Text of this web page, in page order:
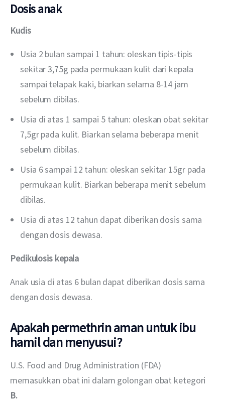
Dosis anak
Kudis
Usia 2 bulan sampai 1 tahun: oleskan tipis-tipis
sekitar 3,75g pada permukaan kulit dari kepala
sampai telapak kaki, biarkan selama 8-14 jam
sebelum dibilas.
Usia di atas 1 sampai 5 tahun: oleskan obat sekitar
7,5gr pada kulit. Biarkan selama beberapa menit
sebelum dibilas.
Usia 6 sampai 12 tahun: oleskan sekitar 15gr pada
permukaan kulit. Biarkan beberapa menit sebelum
dibilas.
Usia di atas 12 tahun dapat diberikan dosis sama
dengan dosis dewasa.
Pedikulosis kepala
Anak usia di atas 6 bulan dapat diberikan dosis sama
dengan dosis dewasa.
Apakah permethrin aman untuk ibu
hamil dan menyusui?
U.S. Food and Drug Administration (FDA)
memasukkan obat ini dalam golongan obat ketegori
B.